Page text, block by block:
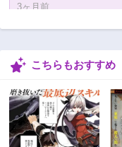
3ヶ月前
第61話
第59話
第57話
3ヶ月前
第55話
こちらもおすすめ